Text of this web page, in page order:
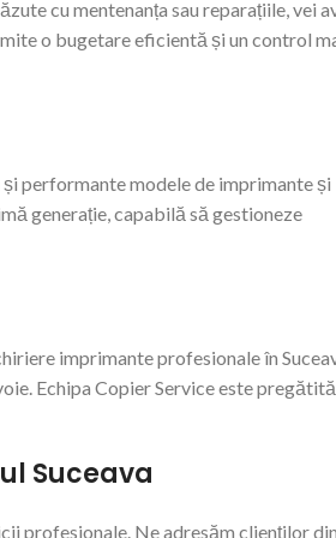
cu mentenanța sau reparațiile, vei
o bugetare eficientă și un control
performante modele de imprimante și
generație, capabilă să gestioneze
imprimante profesionale în
Echipa Copier Service este
Suceava
profesionale. Ne adresăm clienților